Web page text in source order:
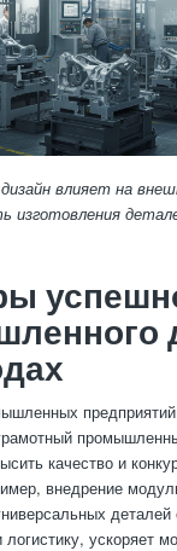
влияет на
изготовления
предприятий
качество и
внедрение
ускоряет